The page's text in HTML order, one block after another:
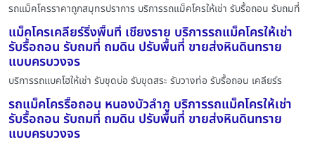
รถแม็คโครราคาถูกสมุทรปราการ บริการรถแม็คโครให้เช่า รับรื้อถอน รับถมที่
แม็คโครเคลียร์ริ่งพื้นที่ เชียงราย บริการรถแม็คโครให้เช่า
รับรื้อถอน รับถมที่ ถมดิน ปรับพื้นที่ ขายส่งหินดินทราย
แบบครบวงจร
บริการรถแบคโฮให้เช่า รับขุดบ่อ รับขุดสระ รับวางท่อ รับรื้อถอน เคลียร์ร
รถแม็คโครรื้อถอน หนองบัวลำภู บริการรถแม็คโครให้เช่า
รับรื้อถอน รับถมที่ ถมดิน ปรับพื้นที่ ขายส่งหินดินทราย
แบบครบวงจร